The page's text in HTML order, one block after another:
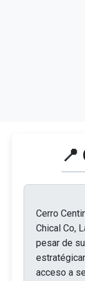
📍
Cerro
Chical Co,
pesar de
acceso a